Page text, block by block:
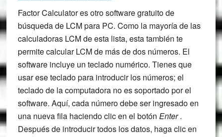
Factor Calculator es otro software gratuito de
búsqueda de LCM para PC. Como la mayoría de las
calculadoras LCM de esta lista, esta también te
permite calcular LCM de más de dos números. El
software incluye un teclado numérico. Tienes que
usar ese teclado para introducir los números; el
teclado de la computadora no es soportado por el
software. Aquí, cada número debe ser ingresado en
una nueva fila haciendo clic en el botón Enter.
Después de introducir todos los datos, haga clic en